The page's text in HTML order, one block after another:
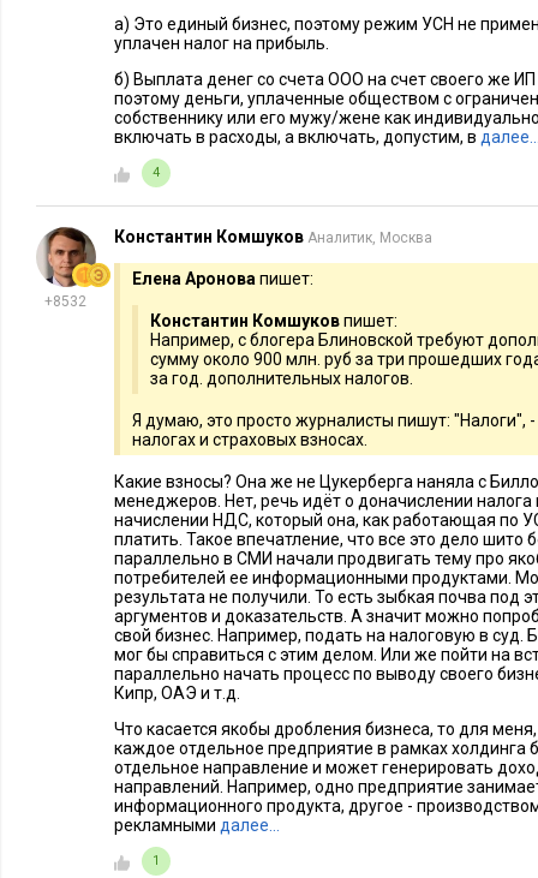
а) Это единый бизнес, поэтому режим УСН не
уплачен налог на прибыль.
б) Выплата денег со счета ООО на счет своего же
поэтому деньги, уплаченные обществом с
собственнику или его мужу/жене как
включать в расходы, а включать, допустим, в
4
+8532
Константин Комшуков Аналитик, Москва
Елена Аронова пишет:
Константин Комшуковпишет:
Например, с блогера Блиновской требуют
сумму около 900 млн. руб за три прошедших
за год. дополнительных налогов.
Я думаю, это просто журналисты пишут: "Налоги",
налогах и страховых взносах.
Какие взносы? Она же не Цукерберга наняла с
менеджеров. Нет, речь идёт о доначислении
начислении НДС, который она, как работающая по
платить. Такое впечатление, что все это дело шито
параллельно в СМИ начали продвигать тему про
потребителей ее информационными продуктами.
результата не получили. То есть зыбкая почва под
аргументов и доказательств. А значит можно
свой бизнес. Например, подать на налоговую в суд.
мог бы справиться с этим делом. Или же пойти на
параллельно начать процесс по выводу своего
Кипр, ОАЭ и т.д.
Что касается якобы дробления бизнеса, то для
каждое отдельное предприятие в рамках холдинга
отдельное направление и может генерировать
направлений. Например, одно предприятие
информационного продукта, другое -
рекламными далее…
1